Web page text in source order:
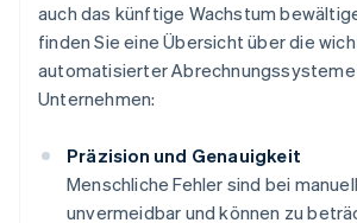
auch das künftige Wachstum
finden Sie eine Übersicht über die
automatisierter
Unternehmen:
Präzision und Genauigkeit
Menschliche Fehler sind bei
unvermeidbar und können zu